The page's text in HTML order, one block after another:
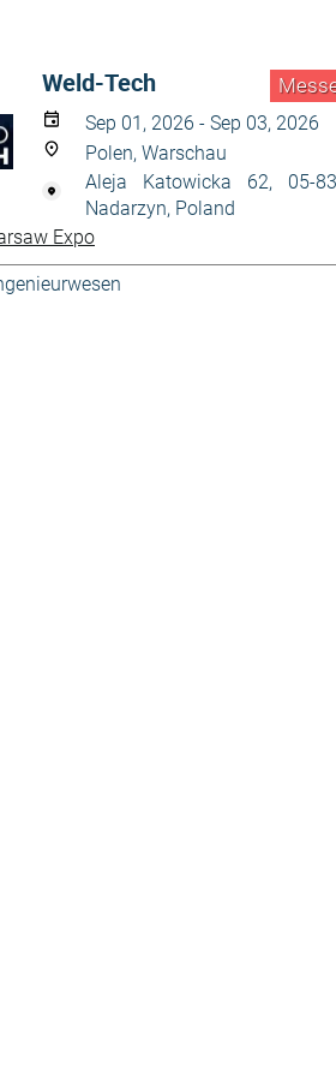
Weld-Tech
Sep 01, 2026 - Sep 03, 2026
Polen, Warschau
Aleja Katowicka 62, 05-
Nadarzyn, Poland
Expo